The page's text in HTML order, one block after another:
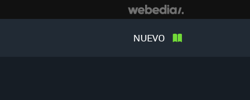
NUEVO